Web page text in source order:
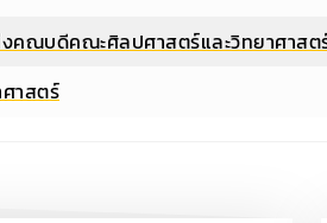
งคณบดีคณะศิลปศาสตร์และวิทยาศาสต
าสตร์